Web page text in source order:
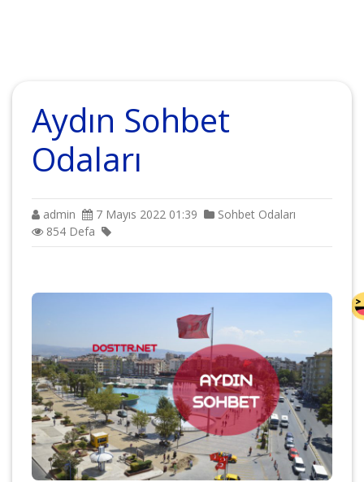
Aydın Sohbet
Odaları
admin 7 Mayıs 2022 01:39
Sohbet Odaları
854 Defa